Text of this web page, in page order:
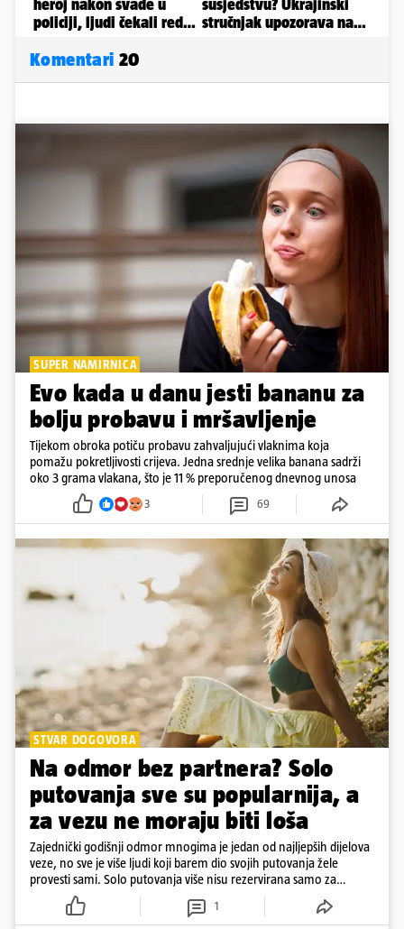
Komentari 20
SUPER NAMIRNICA
Evo kada u danu jesti bananu za
bolju probavu i mršavljenje
Tijekom obroka potiču probavu zahvaljujući vlaknima koja
pomažu pokretljivosti crijeva. Jedna srednje velika banana sadrži
oko 3 grama vlakana, što je 11 % preporučenog dnevnog unosa
3 69
STVAR DOGOVORA
Na odmor bez partnera? Solo
putovanja sve su popularnija, a
za vezu ne moraju biti loša
Zajednički godišnji odmor mnogima je jedan od najljepših dijelova
veze, no sve je više ljudi koji barem dio svojih putovanja žele
provesti sami. Solo putovanja više nisu rezervirana samo za
samce, a činjenica da netko ima partnera ne znači nužno da svako
putovanje moraju planirati zajedno
1